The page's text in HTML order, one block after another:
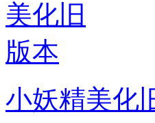
小妖精美化